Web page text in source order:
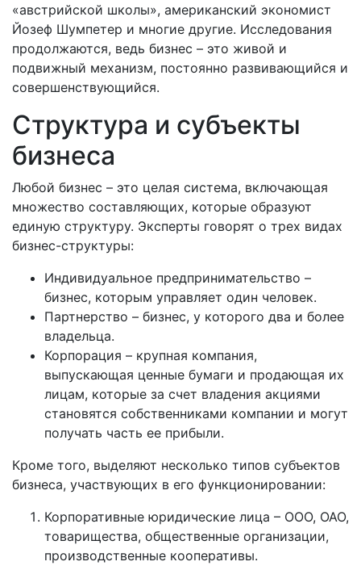
«австрийской школы», американский экономист
Йозеф Шумпетер и многие другие. Исследования
продолжаются, ведь бизнес – это живой и
подвижный механизм, постоянно развивающийся и
совершенствующийся.
Структура и субъекты
бизнеса
Любой бизнес – это целая система, включающая
множество составляющих, которые образуют
единую структуру. Эксперты говорят о трех видах
бизнес-структуры:
Индивидуальное предпринимательство –
бизнес, которым управляет один человек.
Партнерство – бизнес, у которого два и более
владельца.
Корпорация – крупная компания,
выпускающая ценные бумаги и продающая их
лицам, которые за счет владения акциями
становятся собственниками компании и могут
получать часть ее прибыли.
Кроме того, выделяют несколько типов субъектов
бизнеса, участвующих в его функционировании:
Корпоративные юридические лица – ООО, ОАО,
товарищества, общественные организации,
производственные кооперативы.